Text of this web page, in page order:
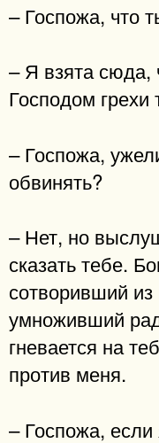
– Госпожа, что
– Я взята сюда,
Господом грехи
– Госпожа,
обвинять?
– Нет, но
сказать тебе.
сотворивший
умноживший
гневается на
против меня.
– Госпожа,